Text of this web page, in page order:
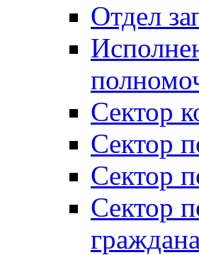
Отдел
Сектор
Сектор
Сектор
Сектор